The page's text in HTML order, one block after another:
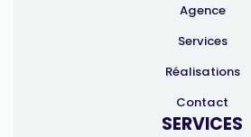
Agence
Services
Réalisations
Contact
SERVICES